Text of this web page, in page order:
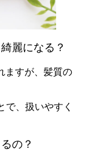
麗になる？
ますが、髪質の
で、扱いやすく
の？